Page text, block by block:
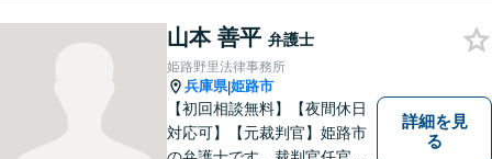
い社会になるためのお力にな
ることができればと考えてい
ます。 お気軽にご相談くださ
い。
山本 善平 弁護士
姫路野里法律事務所
兵庫県|姫路市
【初回相談無料】【夜間休日
対応可】【元裁判官】姫路市
詳細を見
る